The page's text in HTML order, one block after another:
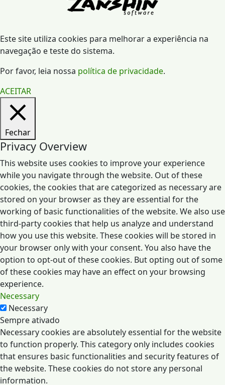
Este site utiliza cookies para melhorar a experiência na
navegação e teste do sistema.
Por favor, leia nossa política de privacidade.
ACEITAR
Fechar
Privacy Overview
This website uses cookies to improve your experience
while you navigate through the website. Out of these
cookies, the cookies that are categorized as necessary are
stored on your browser as they are essential for the
working of basic functionalities of the website. We also use
third-party cookies that help us analyze and understand
how you use this website. These cookies will be stored in
your browser only with your consent. You also have the
option to opt-out of these cookies. But opting out of some
of these cookies may have an effect on your browsing
experience.
Necessary
Necessary
Sempre ativado
Necessary cookies are absolutely essential for the website
to function properly. This category only includes cookies
that ensures basic functionalities and security features of
the website. These cookies do not store any personal
information.